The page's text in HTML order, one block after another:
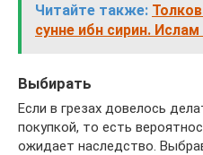
Читайте также:
сунне ибн сирин.
Выбирать
Если в грезах довелось
покупкой, то есть
ожидает наследство.